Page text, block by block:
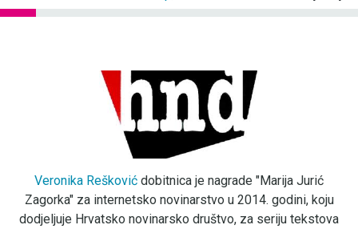
Veronika Rešković dobitnica je nagrade "Marija Jurić
Zagorka" za internetsko novinarstvo u 2014. godini, koju
dodjeljuje Hrvatsko novinarsko društvo, za seriju tekstova